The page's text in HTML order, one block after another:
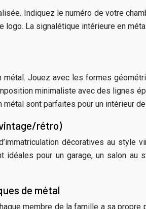
Indiquez le numéro de votre
La signalétique intérieure en
Jouez avec les formes
minimaliste avec des
sont parfaites pour un intérieur
rétro)
décoratives au
pour un garage, un salon au
de métal
membre de la famille a sa